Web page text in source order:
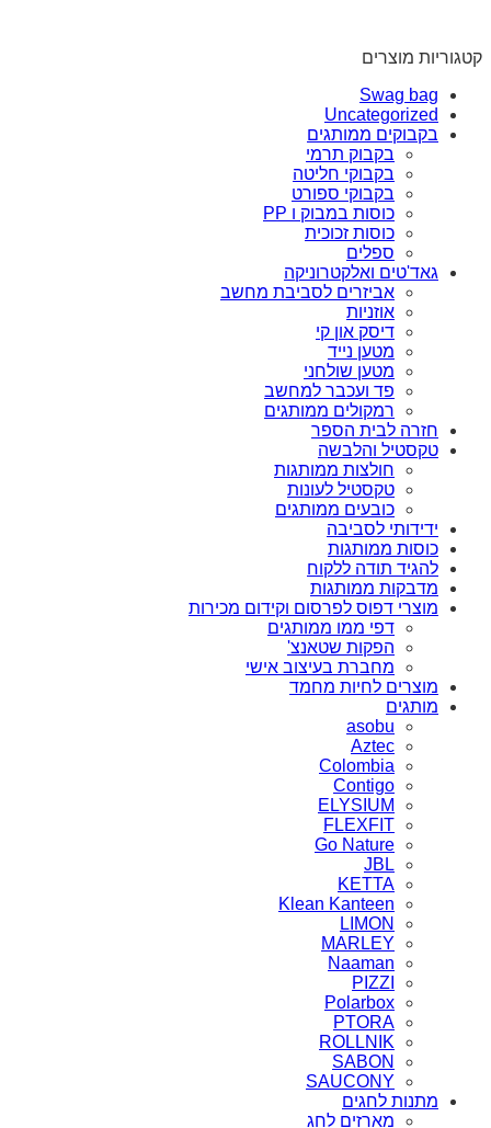
קטגוריות מוצרים
Swag bag
Uncategorized
בקבוקים ממותגים
בקבוק תרמי
בקבוקי חליטה
בקבוקי ספורט
כוסות במבוק ו PP
כוסות זכוכית
ספלים
גאד'טים ואלקטרוניקה
אביזרים לסביבת מחשב
אוזניות
דיסק און קי
מטען נייד
מטען שולחני
פד ועכבר למחשב
רמקולים ממותגים
חזרה לבית הספר
טקסטיל והלבשה
חולצות ממותגות
טקסטיל לעונות
כובעים ממותגים
ידידותי לסביבה
כוסות ממותגות
להגיד תודה ללקוח
מדבקות ממותגות
מוצרי דפוס לפרסום וקידום מכירות
דפי ממו ממותגים
הפקות שטאנצ'
מחברת בעיצוב אישי
מוצרים לחיות מחמד
מותגים
asobu
Aztec
Colombia
Contigo
ELYSIUM
FLEXFIT
Go Nature
JBL
KETTA
Klean Kanteen
LIMON
MARLEY
Naaman
PIZZI
Polarbox
PTORA
ROLLNIK
SABON
SAUCONY
מתנות לחגים
מארזים לחג